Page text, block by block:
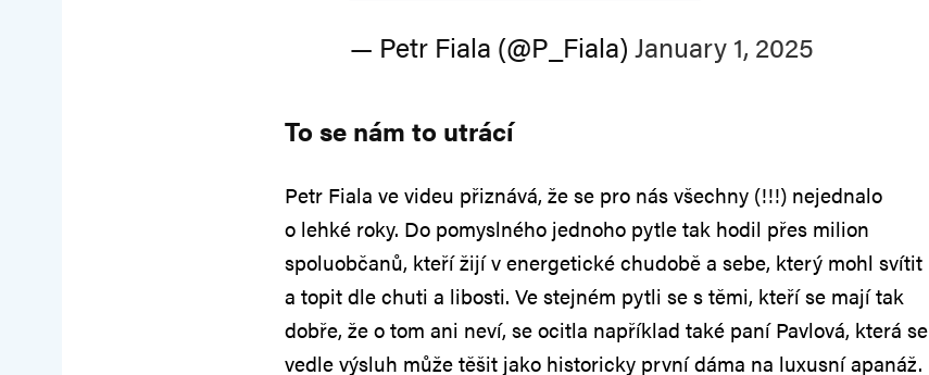
— Petr Fiala (@P_Fiala) January 1, 2025
To se nám to utrácí
Petr Fiala ve videu přiznává, že se pro nás všechny (!!!) nejednalo
o lehké roky. Do pomyslného jednoho pytle tak hodil přes milion
spoluobčanů, kteří žijí v energetické chudobě a sebe, který mohl svítit
a topit dle chuti a libosti. Ve stejném pytli se s těmi, kteří se mají tak
dobře, že o tom ani neví, se ocitla například také paní Pavlová, která se
vedle výsluh může těšit jako historicky první dáma na luxusní apanáž.